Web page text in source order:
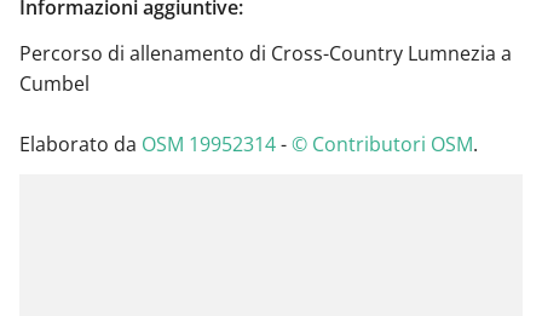
Informazioni aggiuntive:
Percorso di allenamento di Cross-Country Lumnezia a
Cumbel
Elaborato da OSM 19952314-© Contributori OSM.